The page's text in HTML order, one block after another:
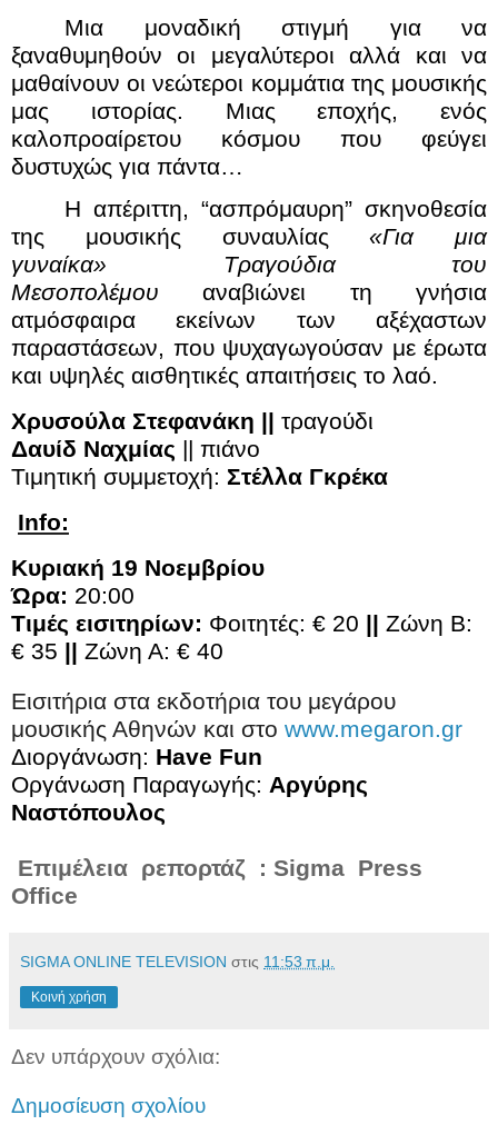
Μια μοναδική στιγμή για να
ξαναθυμηθούν οι μεγαλύτεροι αλλά και να
μαθαίνουν οι νεώτεροι κομμάτια της μουσικής
μας ιστορίας. Μιας εποχής, ενός
καλοπροαίρετου κόσμου που φεύγει
δυστυχώς για πάντα…
Η απέριττη, “ασπρόμαυρη” σκηνοθεσία
της μουσικής συναυλίας«Για μια
γυναίκα» Τραγούδια του
Μεσοπολέμουαναβιώνει τη γνήσια
ατμόσφαιρα εκείνων των αξέχαστων
παραστάσεων, που ψυχαγωγούσαν με έρωτα
και υψηλές αισθητικές απαιτήσεις το λαό.
Χρυσούλα Στεφανάκη || τραγούδι
Δαυίδ Ναχμίας || πιάνο
Τιμητική συμμετοχή: Στέλλα Γκρέκα
Info:
Κυριακή 19 Νοεμβρίου
Ώρα: 20:00
Τιμές εισιτηρίων: Φοιτητές: € 20 || Ζώνη Β:
€ 35 || Ζώνη Α: € 40
Εισιτήρια στα εκδοτήρια του μεγάρου
μουσικής Αθηνών και στο www.megaron.gr
Διοργάνωση: Have Fun
Οργάνωση Παραγωγής: Αργύρης
Ναστόπουλος
Επιμέλεια ρεπορτάζ : Sigma Press
Office
SIGMA ONLINE TELEVISION στις 11:53 π.μ.
Κοινή χρήση
Δεν υπάρχουν σχόλια:
Δημοσίευση σχολίου